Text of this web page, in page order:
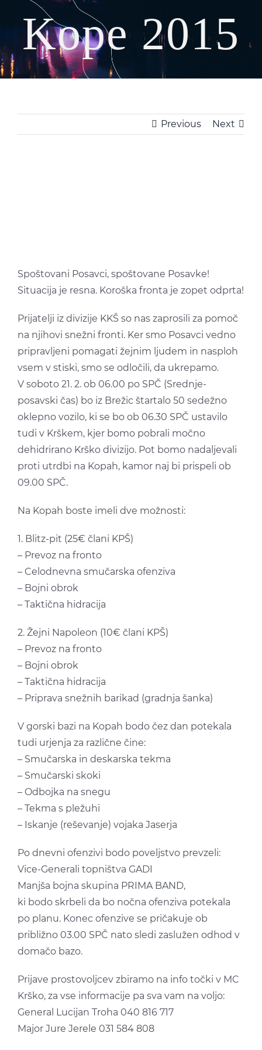
Kope 2015
Previous Next
Spoštovani Posavci, spoštovane Posavke!
Situacija je resna. Koroška fronta je zopet odprta!
Prijatelji iz divizije KKŠ so nas zaprosili za pomoč
na njihovi snežni fronti. Ker smo Posavci vedno
pripravljeni pomagati žejnim ljudem in nasploh
vsem v stiski, smo se odločili, da ukrepamo.
V soboto 21. 2. ob 06.00 po SPČ (Srednje-
posavski čas) bo iz Brežic štartalo 50 sedežno
oklepno vozilo, ki se bo ob 06.30 SPČ ustavilo
tudi v Krškem, kjer bomo pobrali močno
dehidrirano Krško divizijo. Pot bomo nadaljevali
proti utrdbi na Kopah, kamor naj bi prispeli ob
09.00 SPČ.
Na Kopah boste imeli dve možnosti:
1. Blitz-pit (25€ člani KPŠ)
– Prevoz na fronto
– Celodnevna smučarska ofenziva
– Bojni obrok
– Taktična hidracija
2. Žejni Napoleon (10€ člani KPŠ)
– Prevoz na fronto
– Bojni obrok
– Taktična hidracija
– Priprava snežnih barikad (gradnja šanka)
V gorski bazi na Kopah bodo čez dan potekala
tudi urjenja za različne čine:
– Smučarska in deskarska tekma
– Smučarski skoki
– Odbojka na snegu
– Tekma s pležuhi
– Iskanje (reševanje) vojaka Jaserja
Po dnevni ofenzivi bodo poveljstvo prevzeli:
Vice-Generali topništva GADI
Manjša bojna skupina PRIMA BAND,
ki bodo skrbeli da bo nočna ofenziva potekala
po planu. Konec ofenzive se pričakuje ob
približno 03.00 SPČ nato sledi zaslužen odhod v
domačo bazo.
Prijave prostovoljcev zbiramo na info točki v MC
Krško, za vse informacije pa sva vam na voljo:
General Lucijan Troha 040 816 717
Major Jure Jerele 031 584 808